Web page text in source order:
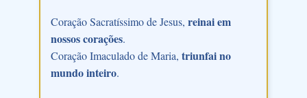
Coração Sacratíssimo de Jesus, reinai em
nossos corações.
Coração Imaculado de Maria, triunfai no
mundo inteiro.